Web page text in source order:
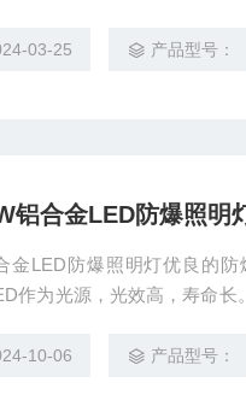
-部队 。
03-25 产品型号：
铝合金LED防爆照明
金LED防爆照明灯优良的
作为光源，光效高，寿命
10-06 产品型号：